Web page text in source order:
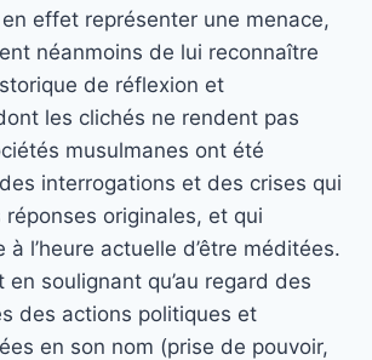
en effet représenter une menace,
néanmoins de lui reconnaître
de réflexion et
les clichés ne rendent pas
musulmanes ont été
interrogations et des crises qui
originales, et qui
l’heure actuelle d’être méditées.
en soulignant qu’au regard des
des actions politiques et
en son nom (prise de pouvoir,